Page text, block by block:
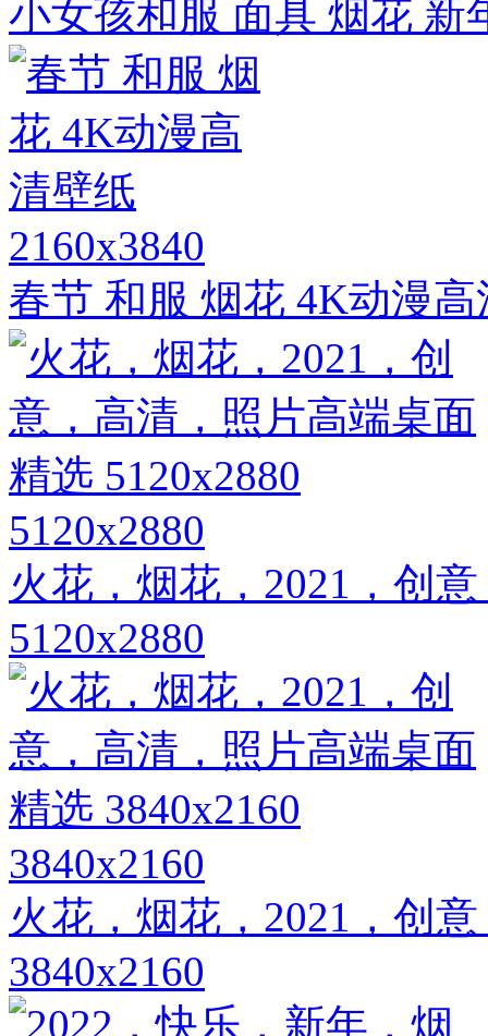
小女孩和服 面具 烟花 新
2160x3840
春节 和服 烟花 4K动漫
5120x2880
火花，烟花，2021，创
5120x2880
3840x2160
火花，烟花，2021，创
3840x2160